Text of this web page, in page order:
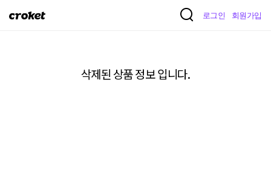
크
로그인 회원가입
삭제된 상품 정보 입니다.